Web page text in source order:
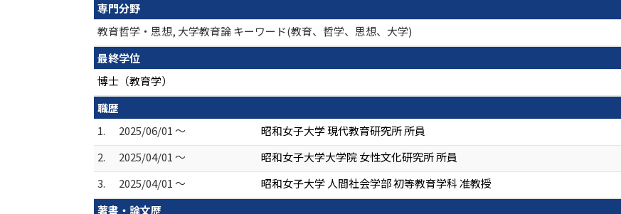
専門分野
教育哲学・思想, 大学教育論 キーワード(教育、哲学、思想、大学)
最終学位
博士（教育学）
職歴
1.
2025/06/01 ～
昭和女子大学 現代教育研究所 所員
2.
2025/04/01 ～
昭和女子大学大学院 女性文化研究所 所員
3.
2025/04/01 ～
昭和女子大学 人間社会学部 初等教育学科 准教授
著書・論文歴